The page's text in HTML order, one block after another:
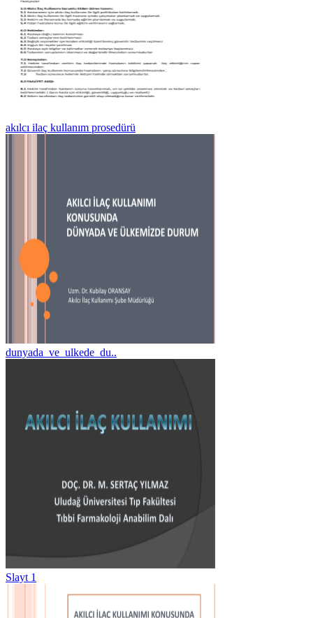
akılcı ilaç kullanım prosedürü
dunyada_ve_ulkede_du..
Slayt 1